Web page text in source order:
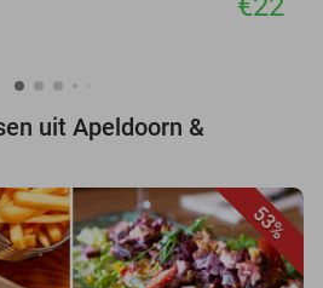
uit Apeldoorn &
53%